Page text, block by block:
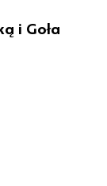
i Goła